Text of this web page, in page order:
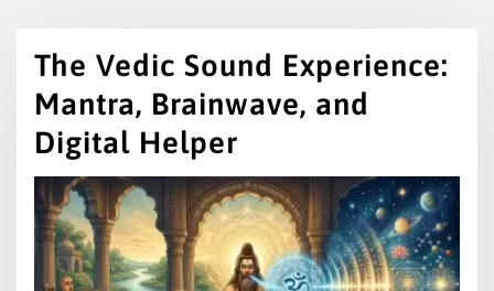
The Vedic Sound Experience:
Mantra, Brainwave, and
Digital Helper